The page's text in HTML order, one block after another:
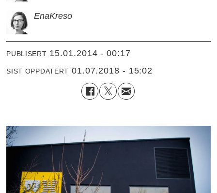
EnaKreso
PUBLISERT 15.01.2014 - 00:17
SIST OPPDATERT 01.07.2018 - 15:02